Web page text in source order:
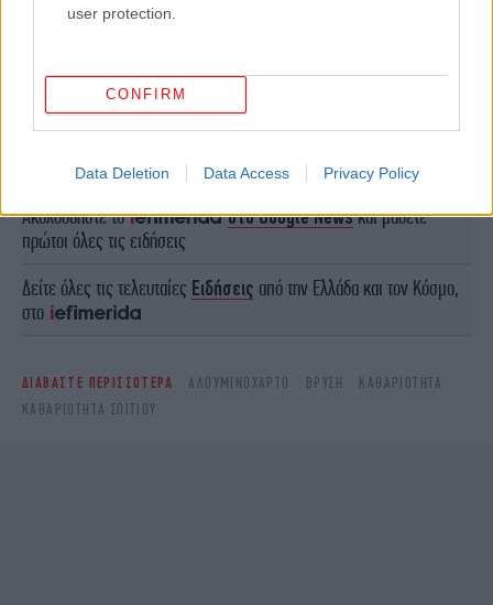
user protection.
CONFIRM
Data Deletion Data Access Privacy Policy
ΠΕΡΙΣΣΟΤΕΡΑ ΒΙΝΤΕΟ
Ακολουθήστε το στο Google Newsκαι μάθετε
πρώτοι όλες τις ειδήσεις
Δείτε όλες τις τελευταίες Ειδήσεις από την Ελλάδα και τον Κόσμο,
στο
ΔΙΑΒΑΣΤΕ ΠΕΡΙΣΣΟΤΕΡΑ ΑΛΟΥΜΙΝΌΧΑΡΤΟ ΒΡΎΣΗ
ΚΑΘΑΡΙΌΤΗΤΑ
ΚΑΘΑΡΙΟΤΗΤΑ ΣΠΙΤΙΟΥ